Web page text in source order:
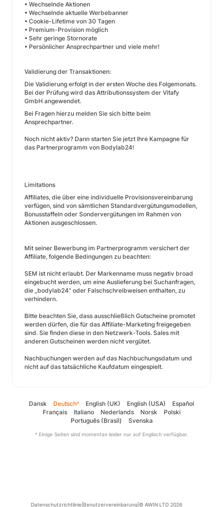
• Wechselnde Aktionen
• Wechselnde aktuelle Werbebanner
• Cookie-Lifetime von 30 Tagen
• Premium-Provision möglich
• Sehr geringe Stornorate
• Persönlicher Ansprechpartner und viele mehr!
Validierung der Transaktionen:
Die Validierung erfolgt in der ersten Woche des Folgemonats.
Bei der Prüfung wird das Attributionssystem der Vitafy
GmbH angewendet.
Bei Fragen hierzu melden Sie sich bitte beim
Ansprechpartner.
Noch nicht aktiv? Dann starten Sie jetzt Ihre Kampagne für
das Partnerprogramm von Bodylab24!
Limitations
Affiliates, die über eine individuelle Provisionsvereinbarung
verfügen, sind von sämtlichen Standardvergütungsmodellen,
Bonusstaffeln oder Sondervergütungen im Rahmen von
Aktionen ausgeschlossen.
Mit seiner Bewerbung im Partnerprogramm versichert der
Affiliate, folgende Bedingungen zu beachten:
SEM ist nicht erlaubt. Der Markenname muss negativ broad
eingebucht werden, um eine Auslieferung bei Suchanfragen,
die „bodylab24“ oder Falschschreibweisen enthalten, zu
verhindern.
Bitte beachten Sie, dass ausschließlich Gutscheine promotet
werden dürfen, die für das Affiliate-Marketing freigegeben
sind. Sie finden diese in den Netzwerk-Tools. Sales mit
anderen Gutscheinen werden nicht vergütet.
Nachbuchungen werden auf das Nachbuchungsdatum und
nicht auf das tatsächliche Kaufdatum eingespielt.
Dansk Deutsch* English (UK) English (USA)
Español
Français
Italiano Nederlands Norsk
Polski
Português (Brasil)
Svenska
* Einige Seiten sind momentan leider nur auf Englisch verfügbar.
Datenschutzrichtlinie Benutzervereinbarung © AWIN LTD 2026